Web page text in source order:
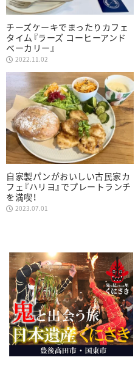
チーズケーキでまったりカフェ
タイム『ラーズ コーヒーアンド
ベーカリー』
2022.11.02
自家製パンがおいしい古民家カ
フェ『ハリヨ』でプレートランチ
を満喫！
2023.07.01